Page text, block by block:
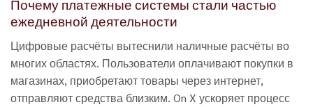
Почему платежные системы стали частью
ежедневной деятельности
Цифровые расчёты вытеснили наличные расчёты во
многих областях. Пользователи оплачивают покупки в
магазинах, приобретают товары через интернет,
отправляют средства близким. On X ускоряет процесс